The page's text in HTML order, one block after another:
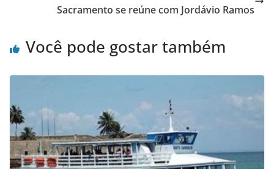
Sacramento se reúne com Jordávio Ramos
Você pode gostar também